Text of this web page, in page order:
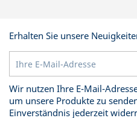
Erhalten Sie unsere
Wir nutzen Ihre E-Mail-
um unsere Produkte zu
Einverständnis jederzeit